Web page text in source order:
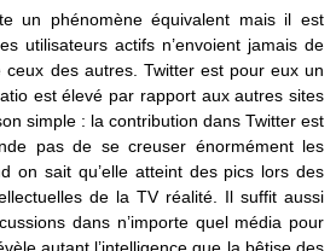
un phénomène équivalent mais il est
utilisateurs actifs n’envoient jamais de
des autres. Twitter est pour eux un
est élevé par rapport aux autres sites
simple : la contribution dans Twitter est
pas de se creuser énormément les
on sait qu’elle atteint des pics lors des
de la TV réalité. Il suffit aussi
dans n’importe quel média pour